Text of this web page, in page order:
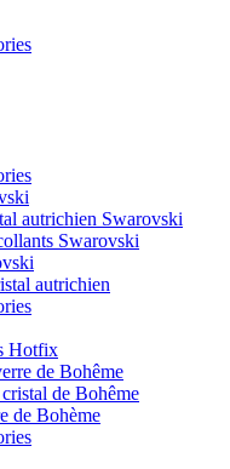
autrichien Swarovski
Swarovski
autrichien
Hotfix
de Bohême
de Bohême
de Bohème